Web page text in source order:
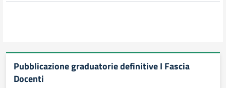
Pubblicazione graduatorie definitive I Fascia
Docenti